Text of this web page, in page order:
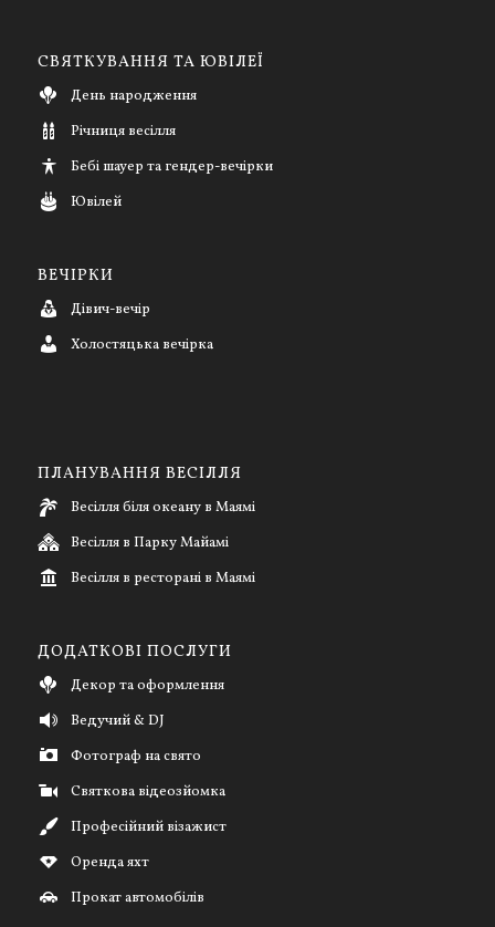
СВЯТКУВАННЯ ТА ЮВІЛЕЇ
День народження
Річниця весілля
Бебі шауер та гендер-вечірки
Ювілей
ВЕЧІРКИ
Дівич-вечір
Холостяцька вечірка
ПЛАНУВАННЯ ВЕСІЛЛЯ
Весілля біля океану в Маямі
Весілля в Парку Майамі
Весілля в ресторані в Маямі
ДОДАТКОВІ ПОСЛУГИ
Декор та оформлення
Ведучий & DJ
Фотограф на свято
Святкова відеозйомка
Професійний візажист
Оренда яхт
Прокат автомобілів